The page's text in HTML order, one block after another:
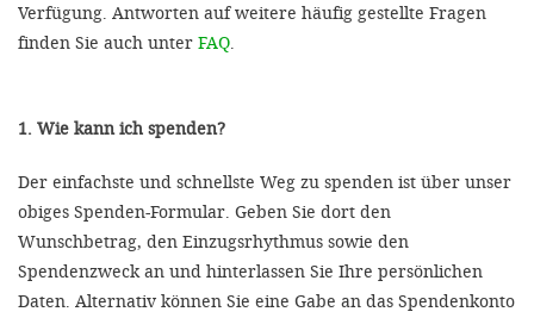
Verfügung. Antworten auf weitere häufig gestellte Fragen
finden Sie auch unter FAQ.
1. Wie kann ich spenden?
Der einfachste und schnellste Weg zu spenden ist über unser
obiges Spenden-Formular. Geben Sie dort den
Wunschbetrag, den Einzugsrhythmus sowie den
Spendenzweck an und hinterlassen Sie Ihre persönlichen
Daten. Alternativ können Sie eine Gabe an das Spendenkonto